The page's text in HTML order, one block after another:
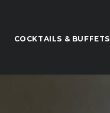
COCKTAILS & BUFFETS